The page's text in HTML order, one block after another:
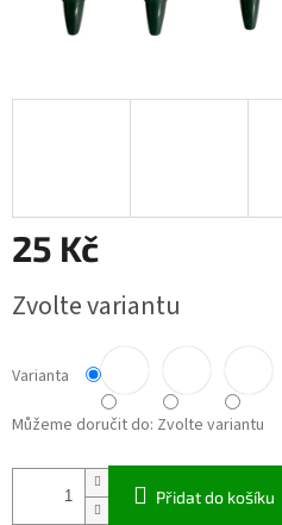
25 Kč
cena:
Zvolte variantu
Varianta
Můžeme doručit do: Zvolte variantu
Přidat do košíku